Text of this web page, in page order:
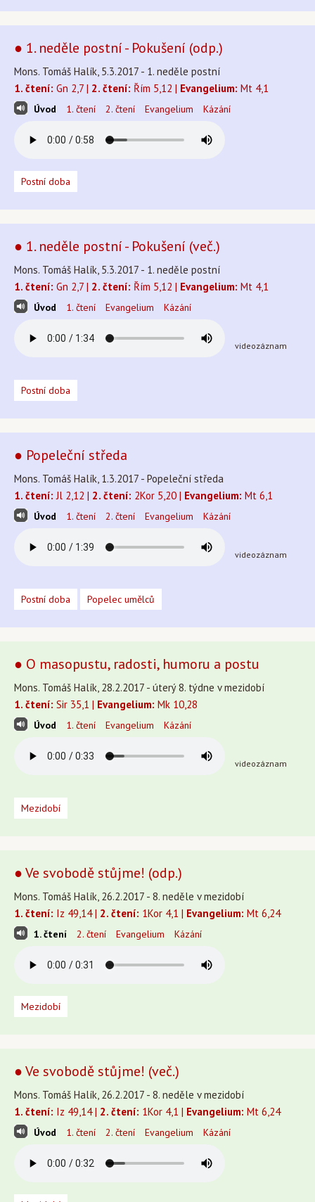
● 1. neděle postní - Pokušení (odp.)
Mons. Tomáš Halík, 5.3.2017 - 1. neděle postní
1. čtení: Gn 2,7 | 2. čtení: Řím 5,12 | Evangelium: Mt 4,1
Úvod 1. čtení 2. čtení Evangelium Kázání
Postní doba
● 1. neděle postní - Pokušení (več.)
Mons. Tomáš Halík, 5.3.2017 - 1. neděle postní
1. čtení: Gn 2,7 | 2. čtení: Řím 5,12 | Evangelium: Mt 4,1
Úvod 1. čtení Evangelium Kázání
videozáznam
Postní doba
● Popeleční středa
Mons. Tomáš Halík, 1.3.2017 - Popeleční středa
1. čtení: Jl 2,12 | 2. čtení: 2Kor 5,20 | Evangelium: Mt 6,1
Úvod 1. čtení 2. čtení Evangelium Kázání
videozáznam
Postní doba Popelec umělců
● O masopustu, radosti, humoru a postu
Mons. Tomáš Halík, 28.2.2017 - úterý 8. týdne v mezidobí
1. čtení: Sir 35,1 | Evangelium: Mk 10,28
Úvod 1. čtení Evangelium Kázání
videozáznam
Mezidobí
● Ve svobodě stůjme! (odp.)
Mons. Tomáš Halík, 26.2.2017 - 8. neděle v mezidobí
1. čtení: Iz 49,14 | 2. čtení: 1Kor 4,1 | Evangelium: Mt 6,24
1. čtení 2. čtení Evangelium Kázání
Mezidobí
● Ve svobodě stůjme! (več.)
Mons. Tomáš Halík, 26.2.2017 - 8. neděle v mezidobí
1. čtení: Iz 49,14 | 2. čtení: 1Kor 4,1 | Evangelium: Mt 6,24
Úvod 1. čtení 2. čtení Evangelium Kázání